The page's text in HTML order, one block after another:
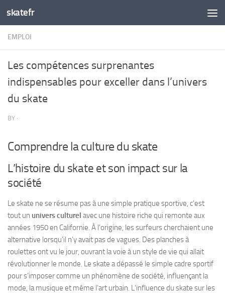
Skip to content
skatefr
EMPLOI
Les compétences surprenantes
indispensables pour exceller dans l’univers
du skate
BY ·
Comprendre la culture du skate
L’histoire du skate et son impact sur la
société
Le skate ne se résume pas à une simple pratique sportive, c’est
tout un univers culturel avec une histoire riche qui remonte aux
années 1950 en Californie. À l’origine, les surfeurs cherchaient une
alternative lorsqu’il n’y avait pas de vagues. Des planches à
roulettes ont vu le jour, ouvrant la voie à un style de vie qui allait
révolutionner le monde. Le skate a dépassé le simple cadre sportif
pour s’imposer comme un phénomène de société, influençant la
mode, la musique et même l’art urbain. L’influence du skate sur les